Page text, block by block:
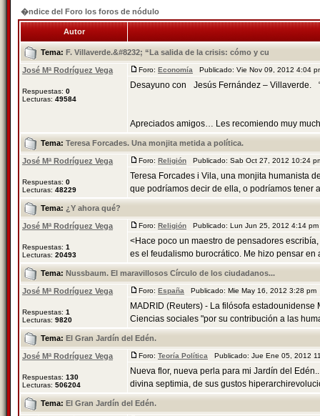
�ndice del Foro los foros de nódulo
Autor
Tema: F. Villaverde.&#8232; “La salida de la crisis: cómo y cu
José Mª Rodríguez Vega
Respuestas: 0
Lecturas: 49584
Foro: Economía Publicado: Vie Nov 09, 2012 4:04
Desayuno con Jesús Fernández – Villaverde.
Apreciados amigos… Les recomiendo muy
Tema: Teresa Forcades. Una monjita metida a política.
José Mª Rodríguez Vega
Respuestas: 0
Lecturas: 48229
Foro: Religión Publicado: Sab Oct 27, 2012 10:24
Teresa Forcades i Vila, una monjita humanista
que podríamos decir de ella, o podríamos tener
Tema: ¿Y ahora qué?
José Mª Rodríguez Vega
Respuestas: 1
Lecturas: 20493
Foro: Religión Publicado: Lun Jun 25, 2012 4:14
<Hace poco un maestro de pensadores
es el feudalismo burocrático. Me hizo pensar en
Tema: Nussbaum. El maravillosos Círculo de los ciudadanos...
José Mª Rodríguez Vega
Respuestas: 1
Lecturas: 9820
Foro: España Publicado: Mie May 16, 2012 3:28
MADRID (Reuters) - La filósofa
Ciencias sociales "por su contribución a las
Tema: El Gran Jardín del Edén.
José Mª Rodríguez Vega
Respuestas: 130
Lecturas: 506204
Foro: Teoría Política Publicado: Jue Ene 05, 2012
Nueva flor, nueva perla para mi Jardín del
divina septimia, de sus gustos
Tema: El Gran Jardín del Edén.